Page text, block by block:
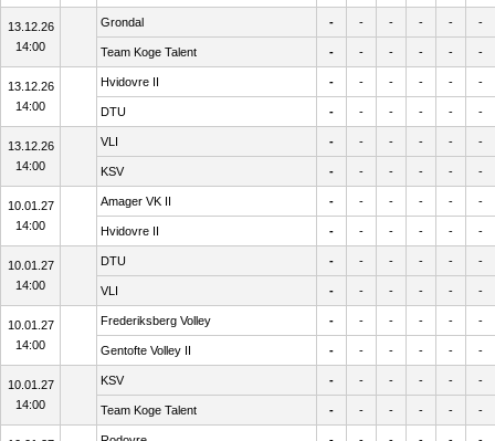
13.12.26
14:00
Grondal - - - - - -
Team Koge Talent - - - - - -
13.12.26
14:00
Hvidovre II - - - - - -
DTU - - - - - -
13.12.26
14:00
VLI - - - - - -
KSV - - - - - -
10.01.27
14:00
Amager VK II - - - - - -
Hvidovre II - - - - - -
10.01.27
14:00
DTU - - - - - -
VLI - - - - - -
10.01.27
14:00
Frederiksberg Volley - - - - - -
Gentofte Volley II - - - - - -
10.01.27
14:00
KSV - - - - - -
Team Koge Talent - - - - - -